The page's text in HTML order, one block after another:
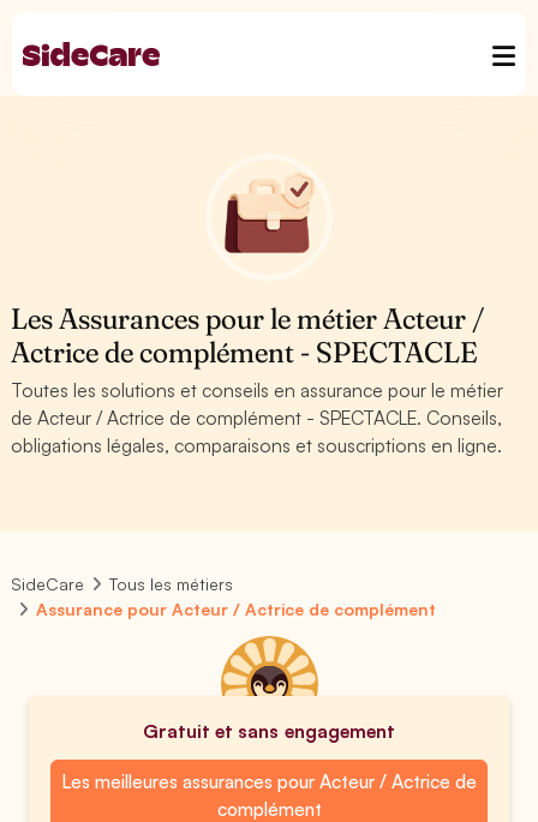
Les Assurances pour le métier Acteur /
Actrice de complément - SPECTACLE
Toutes les solutions et conseils en assurance pour le métier
de Acteur / Actrice de complément - SPECTACLE. Conseils,
obligations légales, comparaisons et souscriptions en ligne.
SideCare
Tous les métiers
Assurance pour Acteur / Actrice de complément
Gratuit et sans engagement
Les meilleures assurances pour Acteur / Actrice de
complément